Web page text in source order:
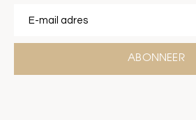
ABONNEER